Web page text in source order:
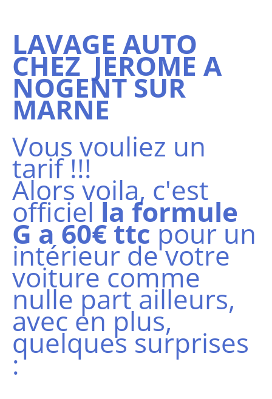
LAVAGE AUTO
CHEZ JEROME A
NOGENT SUR
MARNE
Vous vouliez un
tarif !!!
Alors voila, c'est
officiella formule
G a 60€ ttcpour un
intérieur de votre
voiture comme
nulle part ailleurs,
avec en plus,
quelques surprises
: